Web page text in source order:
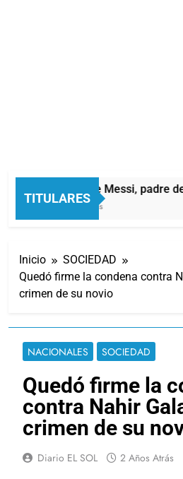
TITULARES
Murió Jorge Messi, padre
39 Minutos Atrás
Inicio
SOCIEDAD
Quedó firme la condena contra
crimen de su novio
NACIONALES SOCIEDAD
Quedó firme la
contra Nahir
crimen de su
Diario EL SOL 2 Años Atrás